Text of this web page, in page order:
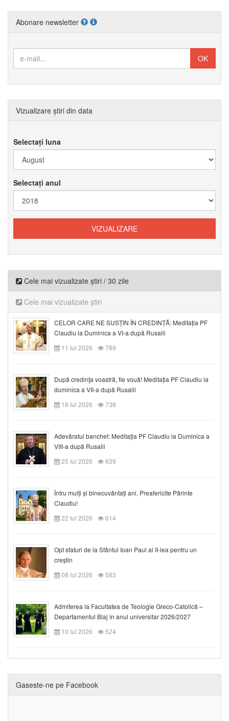
Abonare newsletter
Vizualizare știri din data
Selectați luna
Selectați anul
Cele mai vizualizate știri / 30 zile
Cele mai vizualizate știri
CELOR CARE NE SUSȚIN ÎN CREDINȚĂ: Meditația PF
Claudiu la Duminica a VI-a după Rusalii
11 Iul 2026
789
După credinţa voastră, fie vouă! Meditația PF Claudiu la
duminica a VII-a după Rusalii
18 Iul 2026
738
Adevăratul banchet: Meditația PF Claudiu la Duminica a
VIII-a după Rusalii
25 Iul 2026
639
Întru mulți și binecuvântați ani, Preafericite Părinte
Claudiu!
22 Iul 2026
614
Opt sfaturi de la Sfântul Ioan Paul al II-lea pentru un
creștin
08 Iul 2026
583
Admiterea la Facultatea de Teologie Greco-Catolică –
Departamentul Blaj în anul universitar 2026/2027
10 Iul 2026
524
Gaseste-ne pe Facebook